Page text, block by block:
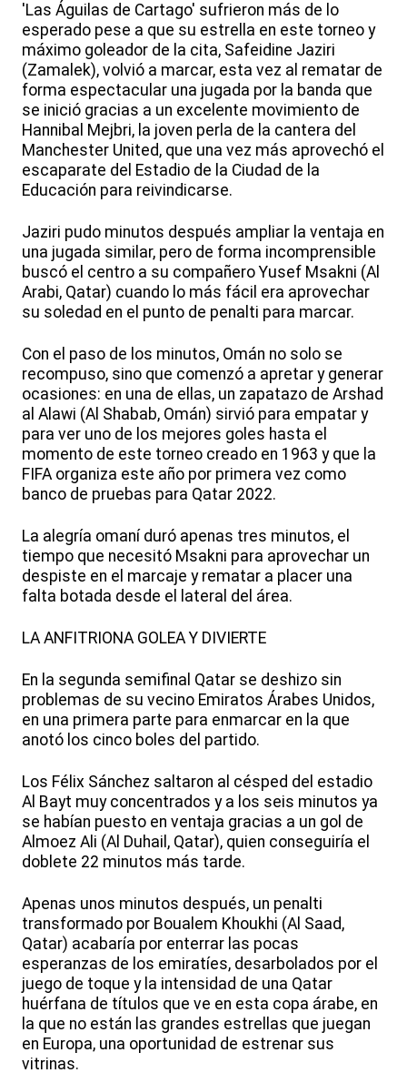
'Las Águilas de Cartago' sufrieron más de lo
esperado pese a que su estrella en este torneo y
máximo goleador de la cita, Safeidine Jaziri
(Zamalek), volvió a marcar, esta vez al rematar de
forma espectacular una jugada por la banda que
se inició gracias a un excelente movimiento de
Hannibal Mejbri, la joven perla de la cantera del
Manchester United, que una vez más aprovechó el
escaparate del Estadio de la Ciudad de la
Educación para reivindicarse.
Jaziri pudo minutos después ampliar la ventaja en
una jugada similar, pero de forma incomprensible
buscó el centro a su compañero Yusef Msakni (Al
Arabi, Qatar) cuando lo más fácil era aprovechar
su soledad en el punto de penalti para marcar.
Con el paso de los minutos, Omán no solo se
recompuso, sino que comenzó a apretar y generar
ocasiones: en una de ellas, un zapatazo de Arshad
al Alawi (Al Shabab, Omán) sirvió para empatar y
para ver uno de los mejores goles hasta el
momento de este torneo creado en 1963 y que la
FIFA organiza este año por primera vez como
banco de pruebas para Qatar 2022.
La alegría omaní duró apenas tres minutos, el
tiempo que necesitó Msakni para aprovechar un
despiste en el marcaje y rematar a placer una
falta botada desde el lateral del área.
LA ANFITRIONA GOLEA Y DIVIERTE
En la segunda semifinal Qatar se deshizo sin
problemas de su vecino Emiratos Árabes Unidos,
en una primera parte para enmarcar en la que
anotó los cinco boles del partido.
Los Félix Sánchez saltaron al césped del estadio
Al Bayt muy concentrados y a los seis minutos ya
se habían puesto en ventaja gracias a un gol de
Almoez Ali (Al Duhail, Qatar), quien conseguiría el
doblete 22 minutos más tarde.
Apenas unos minutos después, un penalti
transformado por Boualem Khoukhi (Al Saad,
Qatar) acabaría por enterrar las pocas
esperanzas de los emiratíes, desarbolados por el
juego de toque y la intensidad de una Qatar
huérfana de títulos que ve en esta copa árabe, en
la que no están las grandes estrellas que juegan
en Europa, una oportunidad de estrenar sus
vitrinas.